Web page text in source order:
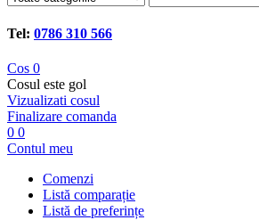
Tel: 0786 310 566
Cos 0
Cosul este gol
Vizualizati cosul
Finalizare comanda
0 0
Contul meu
Comenzi
Listă comparație
Listă de preferințe